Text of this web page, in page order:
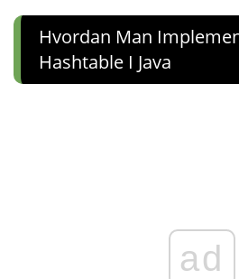
Hvordan Man
Hashtable I Java
ad